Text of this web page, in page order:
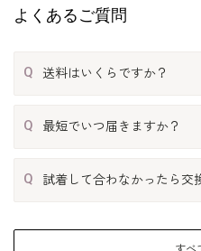
よくあるご質問
Q 送料はいくらですか？
Q 最短でいつ届きますか？
Q 試着して合わなかったら交